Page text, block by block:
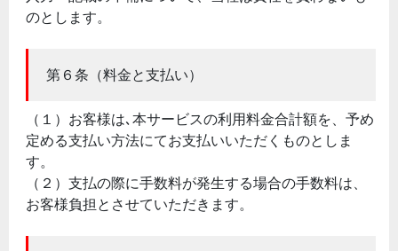
のとします。
第６条（料金と支払い）
（１）お客様は､本サービスの利用料金合計額を、予め
定める支払い方法にてお支払いいただくものとしま
す。
（２）支払の際に手数料が発生する場合の手数料は、
お客様負担とさせていただきます。